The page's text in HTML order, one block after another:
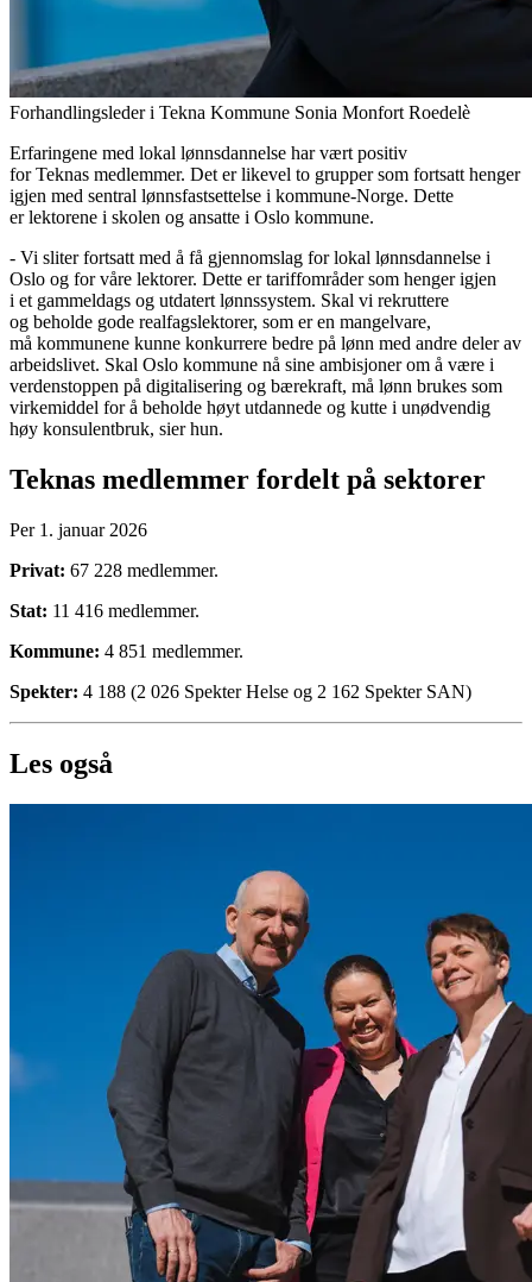
Forhandlingsleder i Tekna Kommune Sonia Monfort Roedelè
Erfaringene med lokal lønnsdannelse har vært positiv
for Teknas medlemmer. Det er likevel to grupper som fortsatt henger
igjen med sentral lønnsfastsettelse i kommune-Norge. Dette
er lektorene i skolen og ansatte i Oslo kommune.
- Vi sliter fortsatt med å få gjennomslag for lokal lønnsdannelse i
Oslo og for våre lektorer. Dette er tariffområder som henger igjen
i et gammeldags og utdatert lønnssystem. Skal vi rekruttere
og beholde gode realfagslektorer, som er en mangelvare,
må kommunene kunne konkurrere bedre på lønn med andre deler av
arbeidslivet. Skal Oslo kommune nå sine ambisjoner om å være i
verdenstoppen på digitalisering og bærekraft, må lønn brukes som
virkemiddel for å beholde høyt utdannede og kutte i unødvendig
høy konsulentbruk, sier hun.
Teknas medlemmer fordelt på sektorer
Per 1. januar 2026
Privat: 67 228 medlemmer.
Stat: 11 416 medlemmer.
Kommune: 4 851 medlemmer.
Spekter: 4 188 (2 026 Spekter Helse og 2 162 Spekter SAN)
Les også